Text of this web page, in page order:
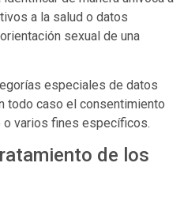
a la salud o datos
sexual de una
especiales de datos
todo caso el consentimiento
o varios fines específicos.
de los